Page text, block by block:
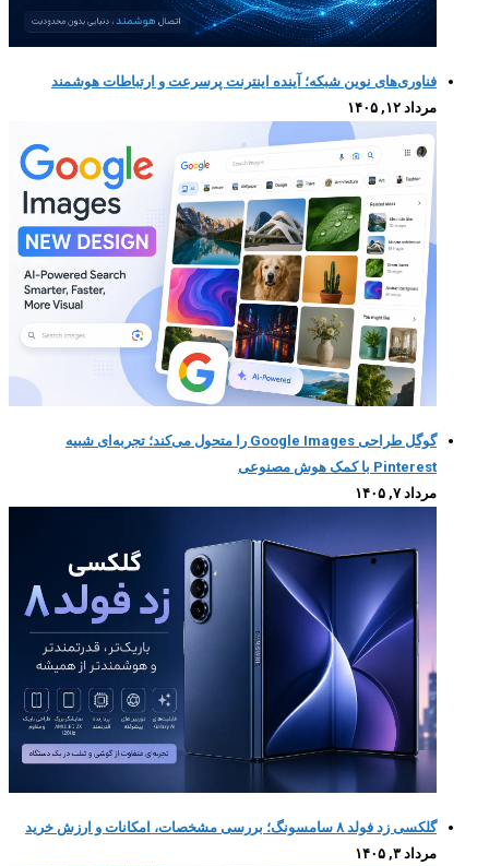
فناوری‌های نوین شبکه؛ آینده اینترنت پرسرعت و ارتباطات هوشمند
مرداد ۱۲, ۱۴۰۵
گوگل طراحی Google Images را متحول می‌کند؛ تجربه‌ای شبیه
Pinterest با کمک هوش مصنوعی
مرداد ۷, ۱۴۰۵
گلکسی زد فولد ۸ سامسونگ؛ بررسی مشخصات، امکانات و ارزش خرید
مرداد ۳, ۱۴۰۵